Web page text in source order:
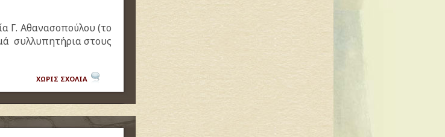
Γ. Αθανασοπούλου (το
συλλυπητήρια στους
ΧΩΡΙΣ ΣΧΟΛΙΑ